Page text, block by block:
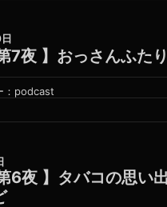
第7夜 】おっさんふた
podcast
第6夜 】タバコの思い